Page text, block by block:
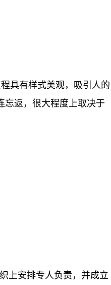
具有样式美观，吸引人的
忘返，很大程度上取决于
上安排专人负责，并成立